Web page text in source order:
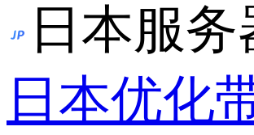
日本服务
日本优化